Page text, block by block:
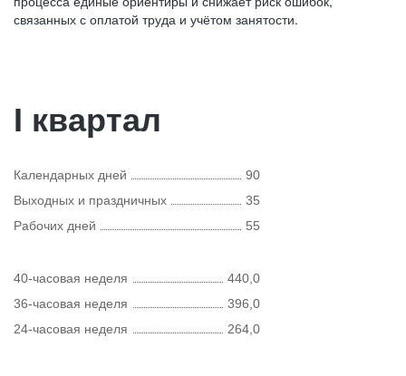
связанных с оплатой труда и учётом занятости.
I квартал
Календарных дней
90
Выходных и праздничных
35
Рабочих дней
55
40-часовая неделя
440,0
36-часовая неделя
396,0
24-часовая неделя
264,0